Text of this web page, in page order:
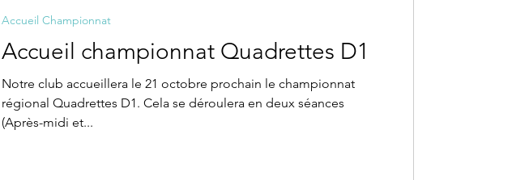
Accueil championnat Quadrettes D1
Notre club accueillera le 21 octobre prochain le championnat
régional Quadrettes D1. Cela se déroulera en deux séances
(Après-midi et...
Accueil Championnat